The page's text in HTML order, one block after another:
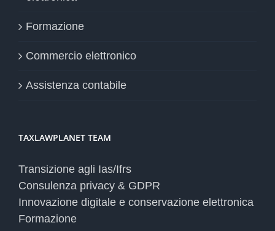
Formazione
Commercio elettronico
Assistenza contabile
TAXLAWPLANET TEAM
Transizione agli Ias/Ifrs
Consulenza privacy & GDPR
Innovazione digitale e conservazione elettronica
Formazione